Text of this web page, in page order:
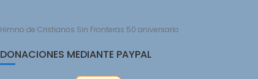
Himno de Cristianos Sin Fronteras 50 aniversario
DONACIONES MEDIANTE PAYPAL